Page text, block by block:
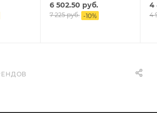
6 502.50 руб.
7 225руб. -10%
4
4